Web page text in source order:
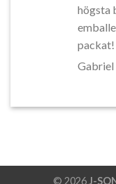
högsta
packat!
Gabriel
© 2026J-